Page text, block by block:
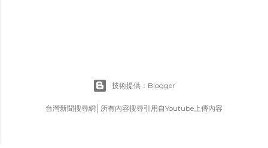
技術提供：Blogger
台灣新聞搜尋網│所有內容搜尋引用自Youtube上傳內容